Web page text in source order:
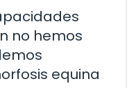
no hemos
equina